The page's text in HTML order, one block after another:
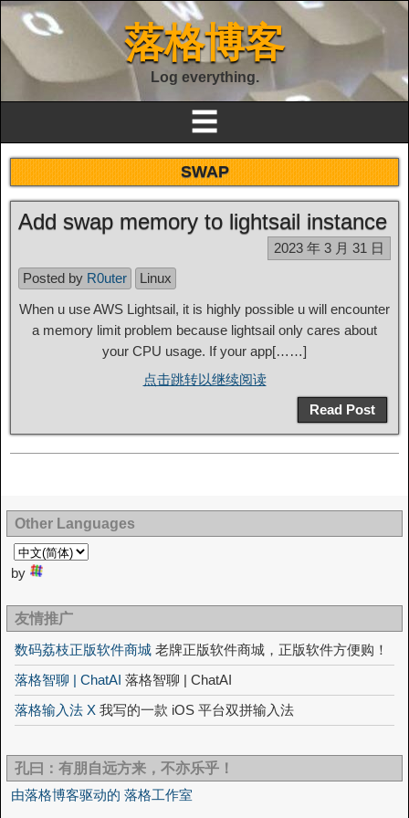
落格博客
Log everything.
☰
SWAP
Add swap memory to lightsail instance
2023 年 3 月 31 日
Posted by R0uter
Linux
When u use AWS Lightsail, it is highly possible u will encounter
a memory limit problem because lightsail only cares about
your CPU usage. If your app[……]
点击跳转以继续阅读
Read Post
Other Languages
by
友情推广
数码荔枝正版软件商城 老牌正版软件商城，正版软件方便购！
落格智聊 | ChatAI 落格智聊 | ChatAI
落格输入法 X 我写的一款 iOS 平台双拼输入法
孔曰：有朋自远方来，不亦乐乎！
由落格博客驱动的 落格工作室